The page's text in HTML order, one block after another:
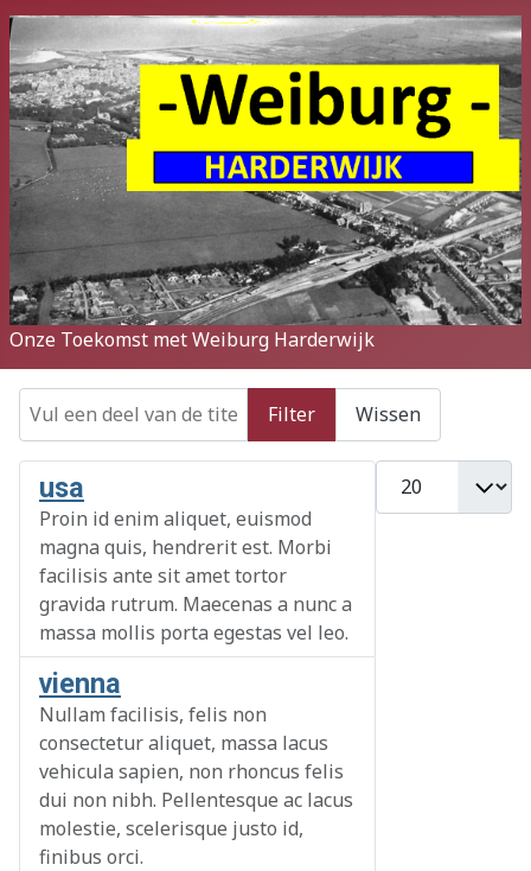
Onze Toekomst met Weiburg Harderwijk
Vul een deel van de titel in
Filter Wissen
Toon #
usa
Proin id enim aliquet, euismod
magna quis, hendrerit est. Morbi
facilisis ante sit amet tortor
gravida rutrum. Maecenas a nunc a
massa mollis porta egestas vel leo.
vienna
Nullam facilisis, felis non
consectetur aliquet, massa lacus
vehicula sapien, non rhoncus felis
dui non nibh. Pellentesque ac lacus
molestie, scelerisque justo id,
finibus orci.